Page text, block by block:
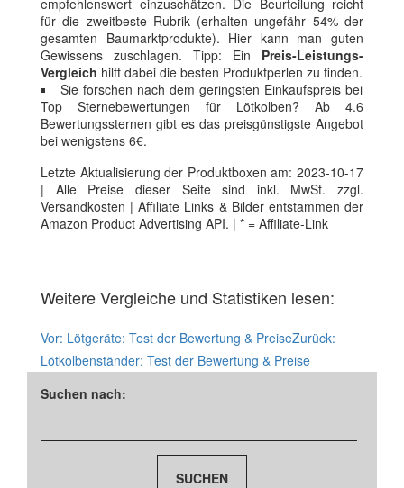
für die zweitbeste Rubrik (erhalten ungefähr 54% der
gesamten Baumarktprodukte). Hier kann man guten
Gewissens zuschlagen. Tipp: Ein Preis-Leistungs-
Vergleich hilft dabei die besten Produktperlen zu finden.
Sie forschen nach dem geringsten Einkaufspreis bei
Top Sternebewertungen für Lötkolben? Ab 4.6
Bewertungssternen gibt es das preisgünstigste Angebot
bei wenigstens 6€.
Letzte Aktualisierung der Produktboxen am: 2023-10-17
| Alle Preise dieser Seite sind inkl. MwSt. zzgl.
Versandkosten | Affiliate Links & Bilder entstammen der
Amazon Product Advertising API. | * = Affiliate-Link
Weitere Vergleiche und Statistiken lesen:
Vor: Lötgeräte: Test der Bewertung & PreiseZurück:
Lötkolbenständer: Test der Bewertung & Preise
Suchen nach: